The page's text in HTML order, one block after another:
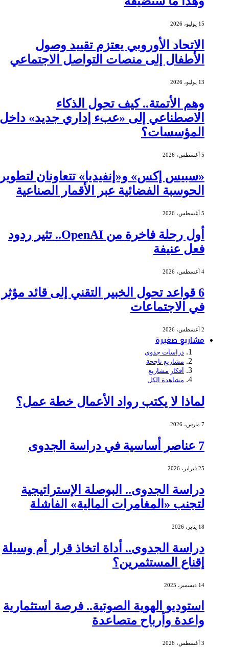
15 يوليو، 2026
الاتحاد الأوروبي يعتزم تقييد وصول
الأطفال إلى منصات التواصل الاجتماعي
13 يوليو، 2026
وهم الأتمتة.. كيف تحول الذكاء
الاصطناعي إلى «عبء إداري جديد» داخل
المؤسسات؟
5 أغسطس، 2026
«سبيس إكس» و«إنفيديا» تتعاونان لتطوير
الحوسبة الفضائية عبر الأقمار الصناعية
5 أغسطس، 2026
أول رحلة فاخرة من OpenAI.. تثير ردود
فعل عنيفة
4 أغسطس، 2026
6 قواعد تحول الخبير التقني إلى قائد مؤثر
في الاجتماعات
2 أغسطس، 2026
مشاريع صغيرة
دراسات جدوى
مشاريع ناجحة
أفكار مشاريع
مشاهدة الكل
لماذا لا يكتب رواد الأعمال خطة عمل؟
7 مارس، 2026
7 عناصر أساسية في دراسة الجدوى
25 فبراير، 2026
دراسة الجدوى.. البوصلة الإستراتيجية
لتجنب «المغامرات المالية» الفاشلة
18 يناير، 2026
دراسة الجدوى.. أداة اتخاذ قرار أم وسيلة
إقناع المستثمرين؟
14 ديسمبر، 2025
استوديو الهوية الصوتية.. فرصة استثمارية
واعدة وأرباح متصاعدة
3 أغسطس، 2026